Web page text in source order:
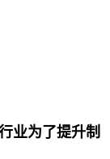
业为了提升制